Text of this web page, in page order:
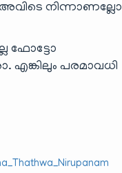
നിന്നാണല്ലോ
ഫോട്ടോ
എങ്കിലും പരമാവധി